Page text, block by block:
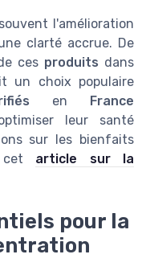
l'amélioration
clarté accrue. De
ces produits dans
un choix populaire
en France
leur santé
sur les bienfaits
cet article sur la
pour la